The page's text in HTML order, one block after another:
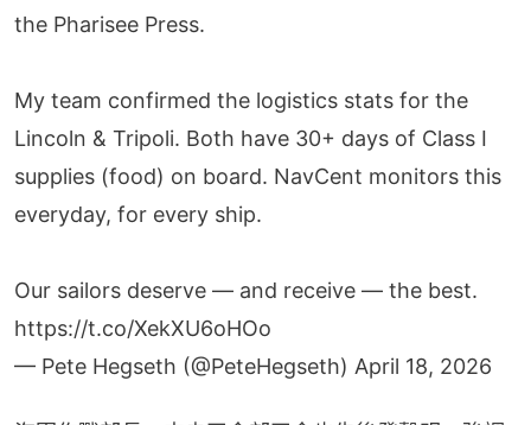
the Pharisee Press.
My team confirmed the logistics stats for the
Lincoln & Tripoli. Both have 30+ days of Class I
supplies (food) on board. NavCent monitors this
everyday, for every ship.
Our sailors deserve — and receive — the best.
https://t.co/XekXU6oHOo
— Pete Hegseth (@PeteHegseth) April 18, 2026